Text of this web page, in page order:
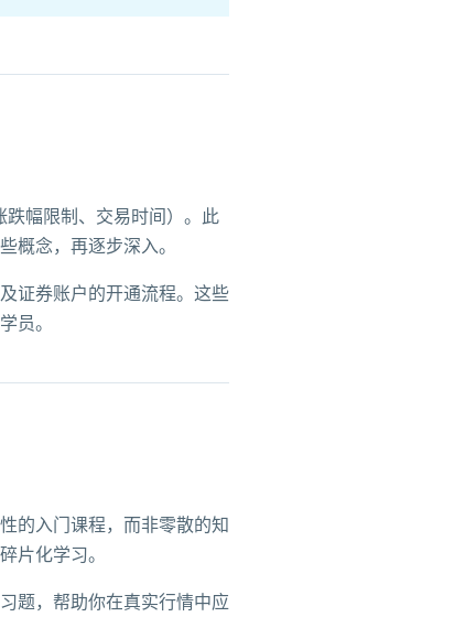
幅限制、交易时间）。此
概念，再逐步深入。
证券账户的开通流程。这些
员。
的入门课程，而非零散的知
片化学习。
题，帮助你在真实行情中应